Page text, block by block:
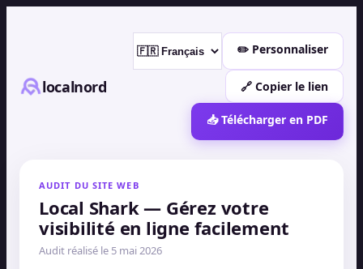
localnord
✏️ Personnaliser
🔗 Copier le lien
📥 Télécharger en PDF
AUDIT DU SITE WEB
Local Shark — Gérez votre
visibilité en ligne facilement
Audit réalisé le 5 mai 2026